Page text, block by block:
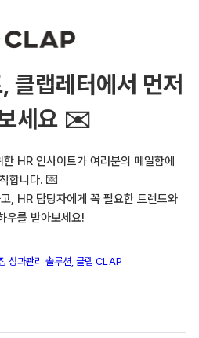
클랩레터에서 먼저
세요 ✉️
HR 인사이트가 여러분의 메일함에
합니다. 💌
, HR 담당자에게 꼭 필요한 트렌드와
우를 받아보세요!
성과관리 솔루션, 클랩 CLAP